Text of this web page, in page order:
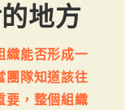
地方
織能否形成一
團隊知道該往
要，整個組織